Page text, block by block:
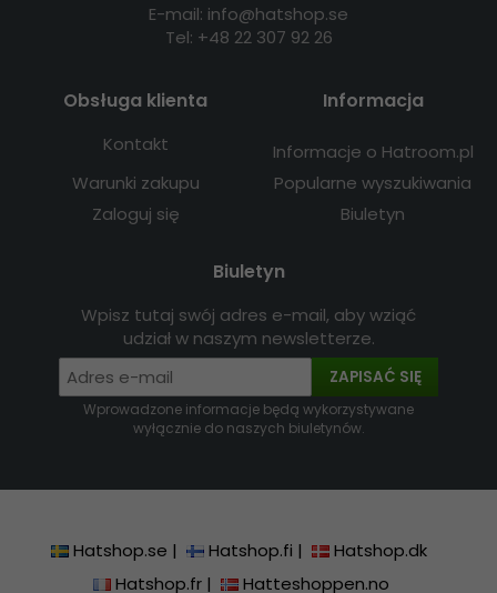
E-mail: info@hatshop.se
Tel: +48 22 307 92 26
Obsługa klienta
Kontakt
Warunki zakupu
Zaloguj się
Informacja
Informacje o Hatroom.pl
Popularne wyszukiwania
Biuletyn
Biuletyn
Wpisz tutaj swój adres e-mail, aby wziąć
udział w naszym newsletterze.
ZAPISAĆ SIĘ
Wprowadzone informacje będą wykorzystywane
wyłącznie do naszych biuletynów.
Hatshop.se | Hatshop.fi |
Hatshop.dk
Hatshop.fr|
Hatteshoppen.no